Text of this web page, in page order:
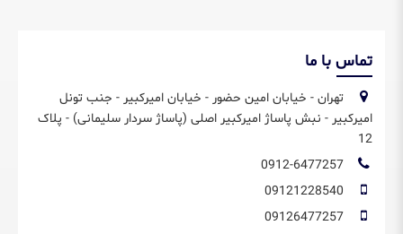
تماس با ما
تهران - خیابان امین حضور - خیابان امیرکبیر - جنب تونل
امیرکبیر - نبش پاساژ امیرکبیر اصلی (پاساژ سردار سلیمانی) - پلاک
12